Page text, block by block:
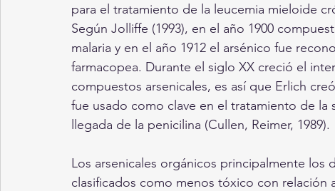
para el tratamiento de la leucemia mieloide
Según Jolliffe (1993), en el año 1900
malaria y en el año 1912 el arsénico fue
farmacopea. Durante el siglo XX creció el
compuestos arsenicales, es así que Erlich
fue usado como clave en el tratamiento de la
llegada de la penicilina (Cullen, Reimer, 1989).
Los arsenicales orgánicos principalmente los
clasificados como menos tóxico con relación